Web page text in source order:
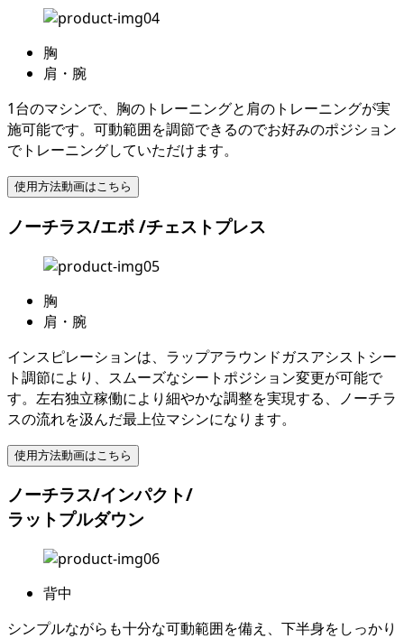
胸
肩・腕
1台のマシンで、胸のトレーニングと肩のトレーニングが実
施可能です。可動範囲を調節できるのでお好みのポジション
でトレーニングしていただけます。
使用方法動画はこちら
ノーチラス/エボ /チェストプレス
胸
肩・腕
インスピレーションは、ラップアラウンドガスアシストシー
ト調節により、スムーズなシートポジション変更が可能で
す。左右独立稼働により細やかな調整を実現する、ノーチラ
スの流れを汲んだ最上位マシンになります。
使用方法動画はこちら
ノーチラス/インパクト/
ラットプルダウン
背中
シンプルながらも十分な可動範囲を備え、下半身をしっかり